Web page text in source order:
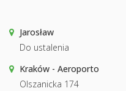
Jarosław
Do ustalenia
Kraków - Aeroporto
Olszanicka 174